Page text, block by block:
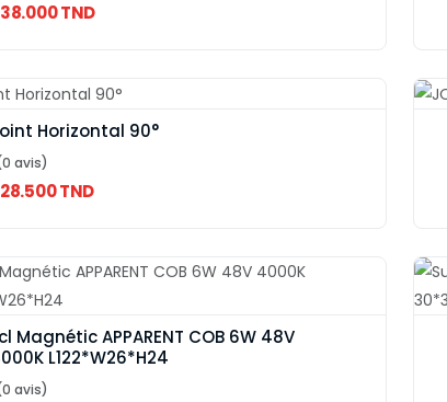
38.000 TND
Horizontal 90°
avis)
28.500 TND
Magnétic APPARENT COB 6W 48V
L122*W26*H24
avis)